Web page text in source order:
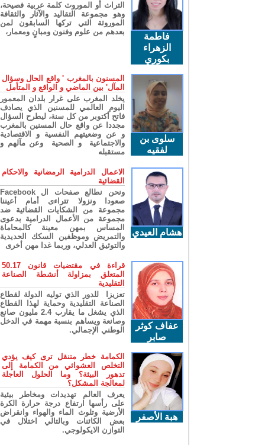
فاطمة
الزهراء
بكوري
التراث أو الموروث كلمة عربية فصيحة،
وهو مجموعة التقاليد والآثار والثقافة
الموروثة التي تركها السابقون لمن
بعدهم من علوم وفنون ومبانٍ ومعمار،
سلوى بن
لفقيه
المسنون بالمغرب ' واقع الحال وسؤال
المآل' بين الماضي و الواقع و المتأمل
يخلد المغرب على غرار بلدان المعمور
اليوم العالمي للمسنين الذي يصادف
فاتح أكتوبر من كل سنة، ليطرح السؤال
مجددا عن واقع حال المسنين بالمغرب
و عن وضعيتهم النفسية و الاقتصادية
والاجتماعية و الصحية وعن مآلهم و
مستقبله
هشام العيدي
الاعمال الدرامية الرمضانية والاحكام
القضائية
ونحن نطالع صفحات ال Facebook
صعودا ونزولا تتراءى أمام أعيننا
مجموعة من الشكايات القضائية ضد
مجموعة من الأعمال الدرامية بدعوى
المساس بمهن معينة كالمحاماة
والتمريض وموظفين السكك الحديدية
والتوثيق العدلي، وربما غدا مهن أخرى
عفاف كوثر
صابر
قراءة في مقتضيات قانون 50.17
المتعلق بمزاولة أنشطة الصناعة
التقليدية
تعزيزا للدور الذي توليه الدولة لقطاع
الصناعة التقليدية وحماية لهذا القطاع
الذي يشغل ما يقارب 2.4 مليون صانع
وصانعة ويساهم بنسبة مهمة في الدخل
الوطني الإجمالي.
هبة الأصفر
الكمامة خطر متنقل ترى كيف يؤدي
التخلص العشوائي من الكمامة إلى
تدهور البيئة؟ وما الحلول العاجلة
لمعالجة المشكل؟
يعرف العالم تهديدات ومخاطر بيئية
على رأسها ارتفاع درجة حرارة الكرة
الأرضية وتلوث الماء والهواء وانقراض
بعض الكائنات وبالتالي اختلال في
التوازن الايكولوجي.